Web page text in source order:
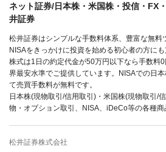
ネット証券/日本株・米国株・投信・FX
井証券
松井証券はシンプルな手数料体系、豊富な無料
NISAをきっかけに投資を始める初心者の方にも
株式は1日の約定代金が50万円以下なら手数料
界最安水準でご提供しています。NISAでの日
て売買手数料が無料です。
日本株(現物取引/信用取引)・米国株(現物取引/
物・オプション取引、NISA、iDeCo等の各種商
松井証券株式会社